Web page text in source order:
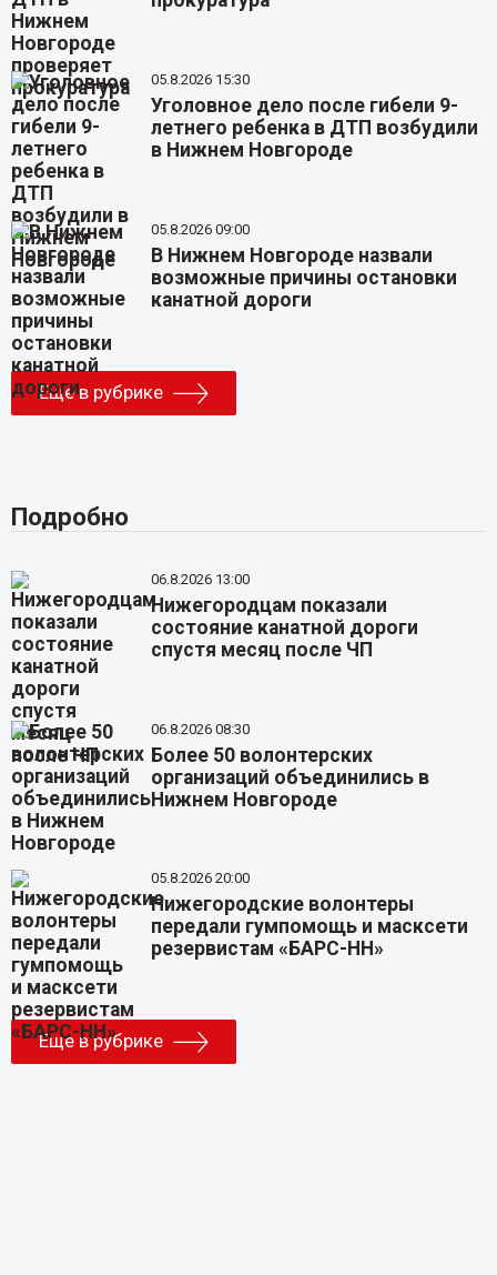
05.8.2026 15:30
Уголовное дело после гибели 9-
летнего ребенка в ДТП возбудили
в Нижнем Новгороде
05.8.2026 09:00
В Нижнем Новгороде назвали
возможные причины остановки
канатной дороги
Еще в рубрике
Подробно
06.8.2026 13:00
Нижегородцам показали
состояние канатной дороги
спустя месяц после ЧП
06.8.2026 08:30
Более 50 волонтерских
организаций объединились в
Нижнем Новгороде
05.8.2026 20:00
Нижегородские волонтеры
передали гумпомощь и масксети
резервистам «БАРС-НН»
Еще в рубрике